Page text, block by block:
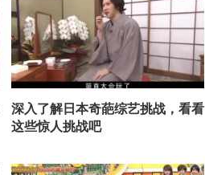
深入了解日本奇葩综艺挑战，看看
这些惊人挑战吧